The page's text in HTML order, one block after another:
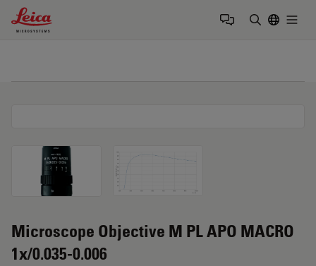
Leica Microsystems Logo
Microscope Objective M PL APO MACRO
1x/0.035-0.006